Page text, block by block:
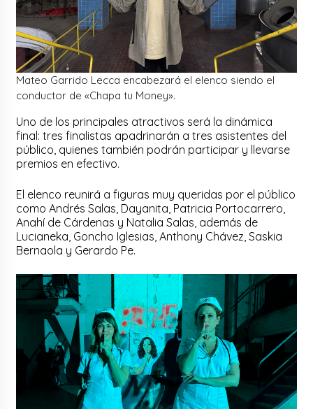
Mateo Garrido Lecca encabezará el elenco siendo el
conductor de «Chapa tu Money».
Uno de los principales atractivos será la dinámica
final: tres finalistas apadrinarán a tres asistentes del
público, quienes también podrán participar y llevarse
premios en efectivo.
El elenco reunirá a figuras muy queridas por el público
como Andrés Salas, Dayanita, Patricia Portocarrero,
Anahí de Cárdenas y Natalia Salas, además de
Lucianeka, Goncho Iglesias, Anthony Chávez, Saskia
Bernaola y Gerardo Pe.